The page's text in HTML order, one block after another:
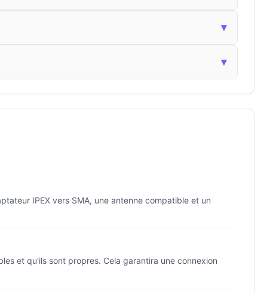
▾
▾
IPEX vers SMA, une antenne compatible et un
et qu'ils sont propres. Cela garantira une connexion